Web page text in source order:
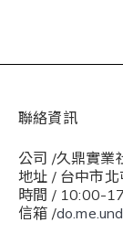
聯絡資訊
公司 /久鼎實業
地址 / 台中市
時間 / 10:00-
信箱 /